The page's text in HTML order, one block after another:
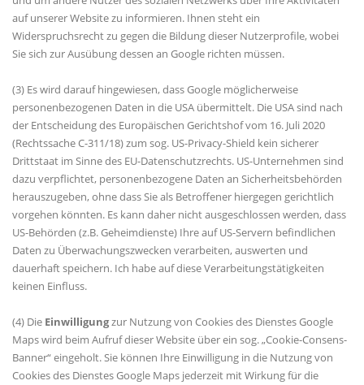
auf unserer Website zu informieren. Ihnen steht ein
Widerspruchsrecht zu gegen die Bildung dieser Nutzerprofile, wobei
Sie sich zur Ausübung dessen an Google richten müssen.
(3) Es wird darauf hingewiesen, dass Google möglicherweise
personenbezogenen Daten in die USA übermittelt. Die USA sind nach
der Entscheidung des Europäischen Gerichtshof vom 16. Juli 2020
(Rechtssache C-311/18) zum sog. US-Privacy-Shield kein sicherer
Drittstaat im Sinne des EU-Datenschutzrechts. US-Unternehmen sind
dazu verpflichtet, personenbezogene Daten an Sicherheitsbehörden
herauszugeben, ohne dass Sie als Betroffener hiergegen gerichtlich
vorgehen könnten. Es kann daher nicht ausgeschlossen werden, dass
US-Behörden (z.B. Geheimdienste) Ihre auf US-Servern befindlichen
Daten zu Überwachungszwecken verarbeiten, auswerten und
dauerhaft speichern. Ich habe auf diese Verarbeitungstätigkeiten
keinen Einfluss.
(4) Die Einwilligungzur Nutzung von Cookies des Dienstes Google
Maps wird beim Aufruf dieser Website über ein sog. „Cookie-Consens-
Banner“ eingeholt. Sie können Ihre Einwilligung in die Nutzung von
Cookies des Dienstes Google Maps jederzeit mit Wirkung für die